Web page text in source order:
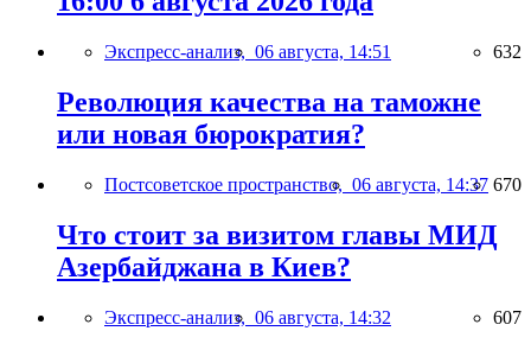
Экспресс-анализ, 06 августа, 14:51 632
Революция качества на таможне
или новая бюрократия?
Постсоветское пространство, 06 августа, 14:37 670
Что стоит за визитом главы МИД
Азербайджана в Киев?
Экспресс-анализ, 06 августа, 14:32 607